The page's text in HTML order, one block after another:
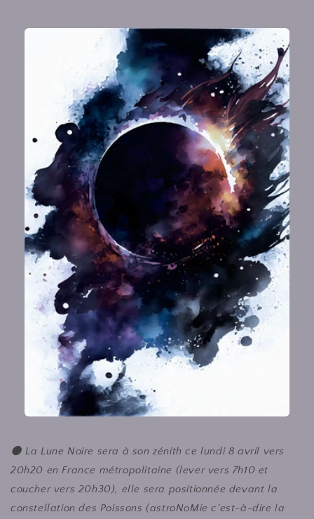
🌑 La Lune Noire sera à son zénith ce lundi 8 avril vers
20h20 en France métropolitaine (lever vers 7h10 et
coucher vers 20h30), elle sera positionnée devant la
constellation des Poissons (astroNoMie c'est-à-dire la